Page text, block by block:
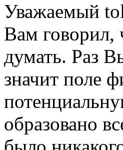
Уважаемый
Вам говорил,
думать. Раз
значит поле
образовано